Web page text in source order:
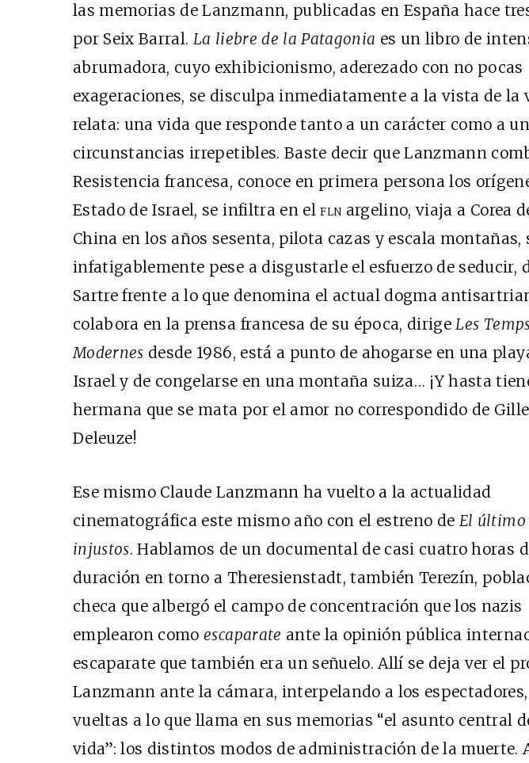
las memorias de Lanzmann, publicadas en España hace
por Seix Barral. La liebre de la Patagonia es un libro de
abrumadora, cuyo exhibicionismo, aderezado con no pocas
exageraciones, se disculpa inmediatamente a la vista de la
relata: una vida que responde tanto a un carácter como a
circunstancias irrepetibles. Baste decir que Lanzmann
Resistencia francesa, conoce en primera persona los
Estado de Israel, se infiltra en elfln argelino, viaja a Corea
China en los años sesenta, pilota cazas y escala montañas,
infatigablemente pese a disgustarle el esfuerzo de seducir,
Sartre frente a lo que denomina el actual dogma
colabora en la prensa francesa de su época, dirigeLes
Modernes desde 1986, está a punto de ahogarse en una
Israel y de congelarse en una montaña suiza… ¡Y hasta
hermana que se mata por el amor no correspondido de
Deleuze!
Ese mismo Claude Lanzmann ha vuelto a la actualidad
cinematográfica este mismo año con el estreno de El último
injustos. Hablamos de un documental de casi cuatro horas
duración en torno a Theresienstadt, también Terezín,
checa que albergó el campo de concentración que los nazis
emplearon comoescaparate ante la opinión pública
escaparate que también era un señuelo. Allí se deja ver el
Lanzmann ante la cámara, interpelando a los
vueltas a lo que llama en sus memorias “el asunto central
vida”: los distintos modos de administración de la muerte.